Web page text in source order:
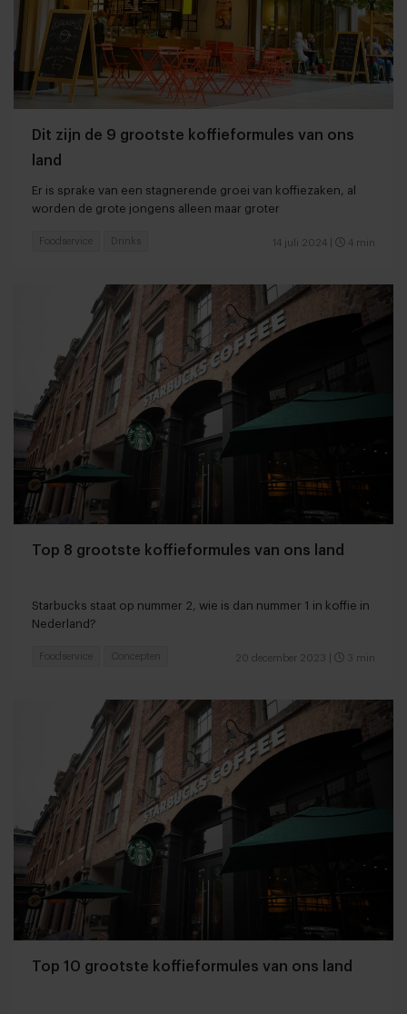
Dit zijn de 9 grootste koffieformules van ons
land
Er is sprake van een stagnerende groei van koffiezaken, al
worden de grote jongens alleen maar groter
14 juli 2024 4 min
Foodservice Drinks
Top 8 grootste koffieformules van ons land
Starbucks staat op nummer 2, wie is dan nummer 1 in koffie in
Nederland?
20 december 2023 3 min
Foodservice Concepten
Top 10 grootste koffieformules van ons land